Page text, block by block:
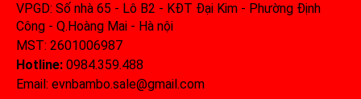
VPGD: Số nhà 65 - Lô B2 - KĐT Đại Kim - Phường Định
Công - Q.Hoàng Mai - Hà nội
MST: 2601006987
Hotline: 0984.359.488‬
Email: evnbambo.sale@gmail.com